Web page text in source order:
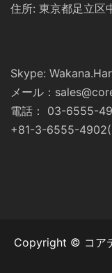
住所: 東京都足立区
Skype:
メール：
電話： 03-6555-
+81-3-6555-
Copyright © コア